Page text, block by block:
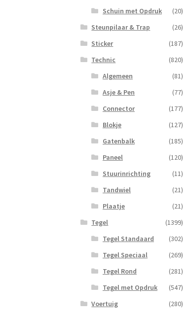
Schuin met Opdruk
(20)
Steunpilaar & Trap
(26)
Sticker
(187)
Technic
(820)
Algemeen
(81)
Asje & Pen
(77)
Connector
(177)
Blokje
(127)
Gatenbalk
(185)
Paneel
(120)
Stuurinrichting
(11)
Tandwiel
(21)
Plaatje
(21)
Tegel
(1399)
Tegel Standaard
(302)
Tegel Speciaal
(269)
Tegel Rond
(281)
Tegel met Opdruk
(547)
Voertuig
(280)